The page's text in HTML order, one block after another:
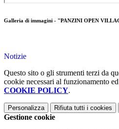
Galleria di immagini - "PANZINI OPEN
Notizie
Questo sito o gli strumenti terzi da
cookie necessari al funzionamento
COOKIE POLICY.
Personalizza Rifiuta tutti i cookies
Gestione cookie